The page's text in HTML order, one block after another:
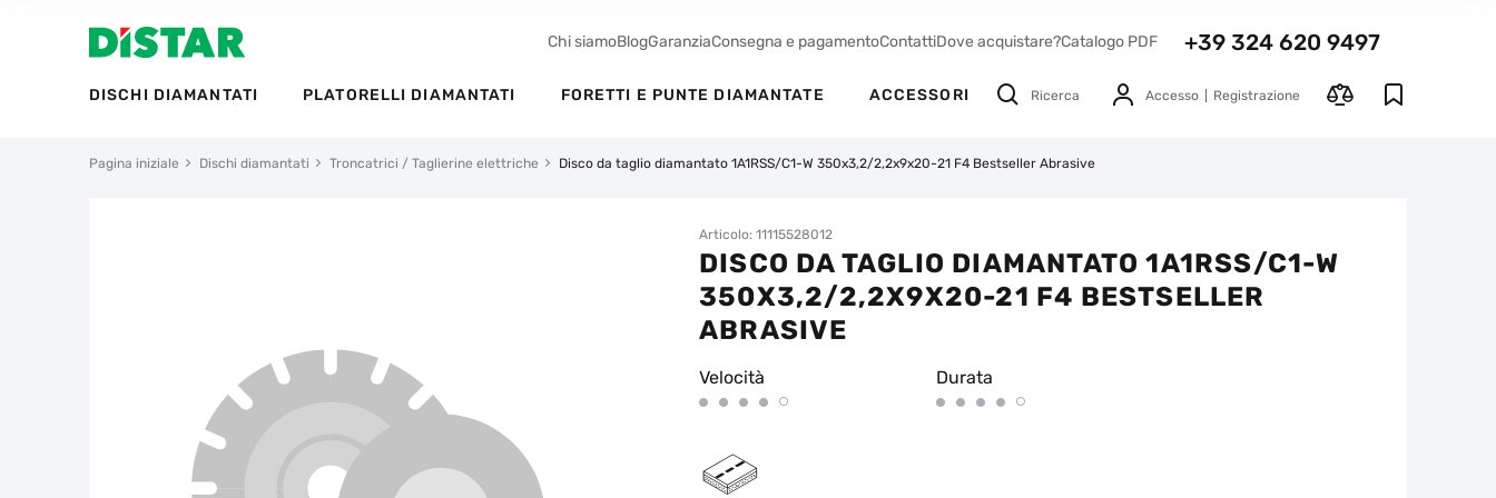
Chi siamoBlogGaranziaConsegna e pagamentoContattiDove acquistare?Catalogo PDF +39 324 620 9497
DISCHI DIAMANTATI PLATORELLI DIAMANTATI FORETTI E PUNTE DIAMANTATE ACCESSORI Ricerca Accesso Registrazione
Pagina iniziale Dischi diamantati Troncatrici / Taglierine elettriche Disco da taglio diamantato 1A1RSS/C1-W 350x3,2/2,2x9x20-21 F4 Bestseller Abrasive
Articolo: 11115528012
DISCO DA TAGLIO DIAMANTATO 1A1RSS/C1-W
350X3,2/2,2X9X20-21 F4 BESTSELLER
ABRASIVE
Velocità Durata